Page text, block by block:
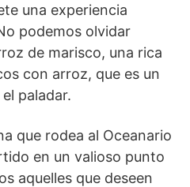
una experiencia
podemos olvidar
de marisco, una rica
con arroz, que es un
paladar.
que rodea al Oceanario
en un valioso punto
aquelles que deseen